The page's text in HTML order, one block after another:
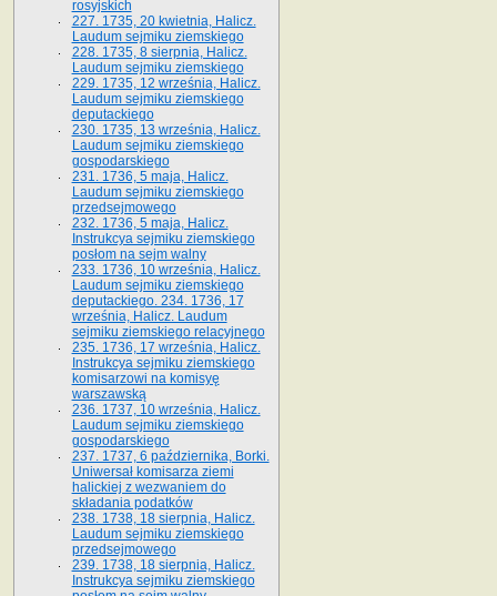
rosyjskich
227. 1735, 20 kwietnia, Halicz.
Laudum sejmiku ziemskiego
228. 1735, 8 sierpnia, Halicz.
Laudum sejmiku ziemskiego
229. 1735, 12 września, Halicz.
Laudum sejmiku ziemskiego
deputackiego
230. 1735, 13 września, Halicz.
Laudum sejmiku ziemskiego
gospodarskiego
231. 1736, 5 maja, Halicz.
Laudum sejmiku ziemskiego
przedsejmowego
232. 1736, 5 maja, Halicz.
Instrukcya sejmiku ziemskiego
posłom na sejm walny
233. 1736, 10 września, Halicz.
Laudum sejmiku ziemskiego
deputackiego. 234. 1736, 17
września, Halicz. Laudum
sejmiku ziemskiego relacyjnego
235. 1736, 17 września, Halicz.
Instrukcya sejmiku ziemskiego
komisarzowi na komisyę
warszawską
236. 1737, 10 września, Halicz.
Laudum sejmiku ziemskiego
gospodarskiego
237. 1737, 6 października, Borki.
Uniwersał komisarza ziemi
halickiej z wezwaniem do
składania podatków
238. 1738, 18 sierpnia, Halicz.
Laudum sejmiku ziemskiego
przedsejmowego
239. 1738, 18 sierpnia, Halicz.
Instrukcya sejmiku ziemskiego